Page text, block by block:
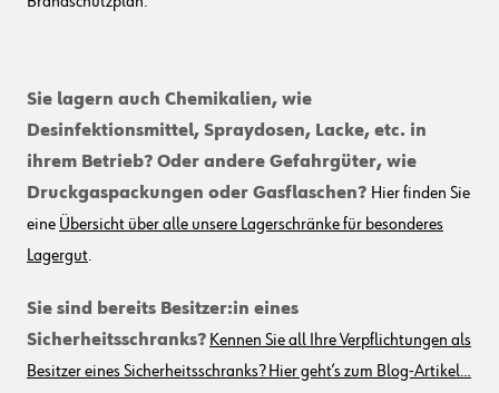
Sie lagern auch Chemikalien, wie
Desinfektionsmittel, Spraydosen, Lacke, etc. in
ihrem Betrieb? Oder andere Gefahrgüter, wie
Druckgaspackungen oder Gasflaschen? Hier finden Sie
eine Übersicht über alle unsere Lagerschränke für besonderes
Lagergut.
Sie sind bereits Besitzer:in eines
Sicherheitsschranks? Kennen Sie all Ihre Verpflichtungen als
Besitzer eines Sicherheitsschranks? Hier geht’s zum Blog-Artikel…